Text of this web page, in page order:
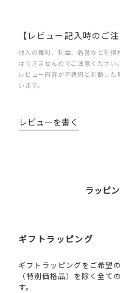
【レビュー記入時のご注
他人の権利、利益、名誉などを
はできませんのでご注意ください。
レビュー内容が不適切と判断し
います。
レビューを書く
ラッピ
ギフトラッピング
ギフトラッピングをご希望
（特別価格品）を除く全て
す。